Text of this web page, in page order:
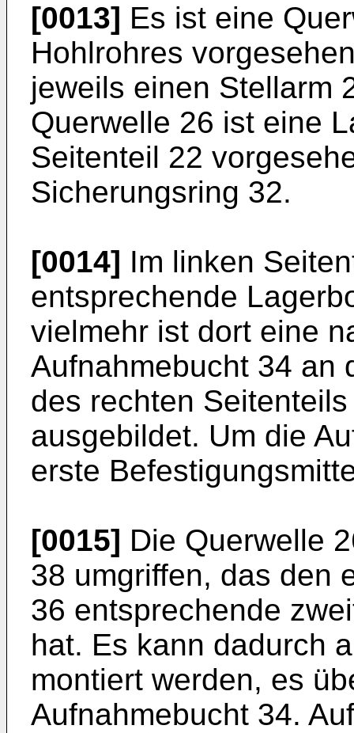
[0013] Es ist eine
Hohlrohres
jeweils einen Stellarm
Querwelle 26 ist eine
Seitenteil 22
Sicherungsring 32.
[0014] Im linken
entsprechende
vielmehr ist dort eine
Aufnahmebucht 34 an
des rechten
ausgebildet. Um die
erste
[0015] Die Querwelle
38 umgriffen, das den
36 entsprechende
hat. Es kann dadurch
montiert werden, es
Aufnahmebucht 34.